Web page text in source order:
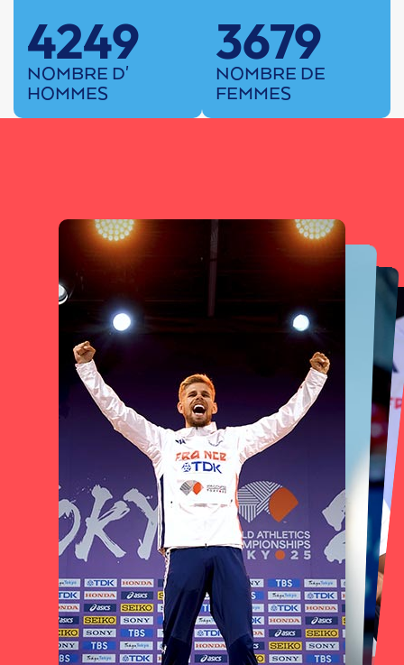
4249
NOMBRE D'
HOMMES
3679
NOMBRE DE
FEMMES